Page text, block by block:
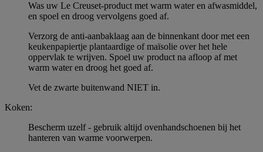
Was uw Le Creuset-product met warm water en afwasmiddel,
en spoel en droog vervolgens goed af.
Verzorg de anti-aanbaklaag aan de binnenkant door met een
keukenpapiertje plantaardige of maïsolie over het hele
oppervlak te wrijven. Spoel uw product na afloop af met
warm water en droog het goed af.
Vet de zwarte buitenwand NIET in.
Koken:
Bescherm uzelf - gebruik altijd ovenhandschoenen bij het
hanteren van warme voorwerpen.